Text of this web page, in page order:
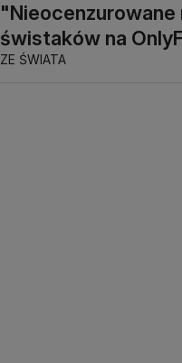
"Nieocenzurowane
świstaków na
ZE ŚWIATA